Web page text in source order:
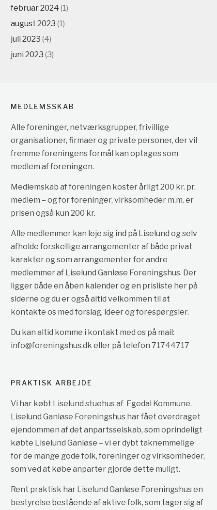
februar 2024 (1)
august 2023 (1)
juli 2023 (4)
juni 2023 (3)
MEDLEMSSKAB
Alle foreninger, netværksgrupper, frivillige
organisationer, firmaer og private personer, der vil
fremme foreningens formål kan optages som
medlem af foreningen.
Medlemskab af foreningen koster årligt 200 kr. pr.
medlem – og for foreninger, virksomheder m.m. er
prisen også kun 200 kr.
Alle medlemmer kan leje sig ind på Liselund og selv
afholde forskellige arrangementer af både privat
karakter og som arrangementer for andre
medlemmer af Liselund Ganløse Foreningshus. Der
ligger både en åben kalender og en prisliste her på
siderne og du er også altid velkommen til at
kontakte os med forslag, ideer og forespørgsler.
Du kan altid komme i kontakt med os på mail:
info@foreningshus.dk eller på telefon 71744717
PRAKTISK ARBEJDE
Vi har købt Liselund stuehus af Egedal Kommune.
Liselund Ganløse Foreningshus har fået overdraget
ejendommen af det anpartsselskab, som oprindeligt
købte Liselund Ganløse – vi er dybt taknemmelige
for de mange gode folk, foreninger og virksomheder,
som ved at købe anparter gjorde dette muligt.
Rent praktisk har Liselund Ganløse Foreningshus en
bestyrelse bestående af aktive folk, som tager sig af